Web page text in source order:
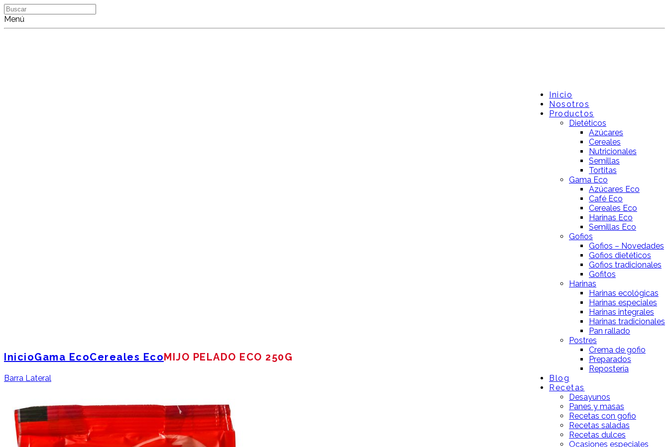
Buscar
Menú
Inicio
Nosotros
Productos
Dietéticos
Azúcares
Cereales
Nutricionales
Semillas
Tortitas
Gama Eco
Azúcares Eco
Café Eco
Cereales Eco
Harinas Eco
Semillas Eco
Gofios
Gofios – Novedades
Gofios dietéticos
Gofios tradicionales
Gofitos
Harinas
Harinas ecológicas
Harinas especiales
Harinas integrales
Harinas tradicionales
Pan rallado
Postres
Crema de gofio
Preparados
Repostería
Blog
Recetas
Desayunos
Panes y masas
Recetas con gofio
Recetas saladas
Recetas dulces
Ocasiones especiales
InicioGama EcoCereales EcoMIJO PELADO ECO 250G
Barra Lateral